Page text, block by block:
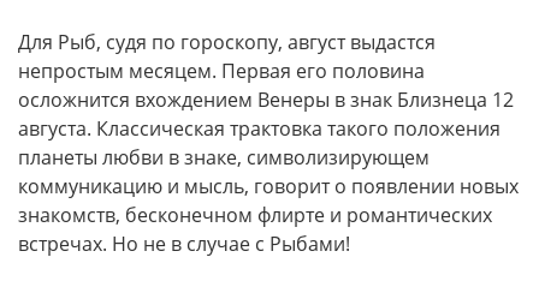
Для Рыб, судя по гороскопу, август выдастся
непростым месяцем. Первая его половина
осложнится вхождением Венеры в знак Близнеца 12
августа. Классическая трактовка такого положения
планеты любви в знаке, символизирующем
коммуникацию и мысль, говорит о появлении новых
знакомств, бесконечном флирте и романтических
встречах. Но не в случае с Рыбами!